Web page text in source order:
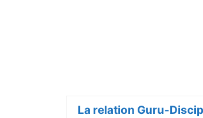
La relation Guru-